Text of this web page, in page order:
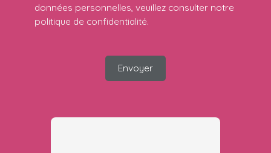
données personnelles, veuillez consulter notre
politique de confidentialité.
Envoyer